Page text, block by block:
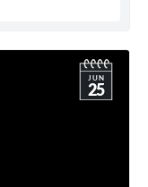
JUN
25